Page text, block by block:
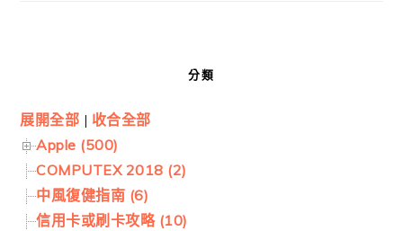
分類
展開全部 | 收合全部
Apple (500)
COMPUTEX 2018 (2)
中風復健指南 (6)
信用卡或刷卡攻略 (10)